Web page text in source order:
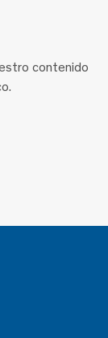
contenido